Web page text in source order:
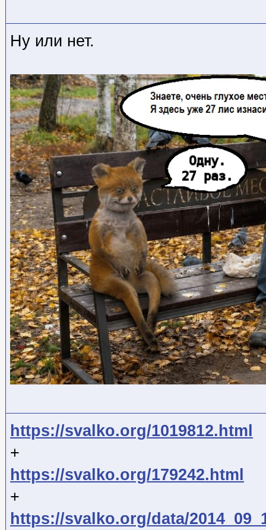
Ну или нет.
https://svalko.org/1019812.html
+
https://svalko.org/179242.html
+
https://svalko.org/data/